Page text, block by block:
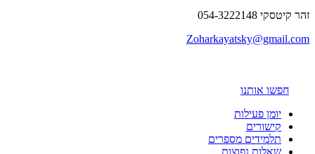
זהר קיטסקי 054-3222148
Zoharkayatsky@gmail.com
חפשו אותנו
יומן פעילות
קישורים
תלמידים מספרים